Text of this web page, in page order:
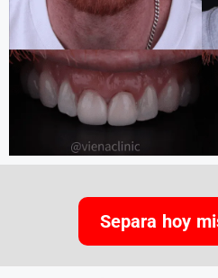
Separa hoy